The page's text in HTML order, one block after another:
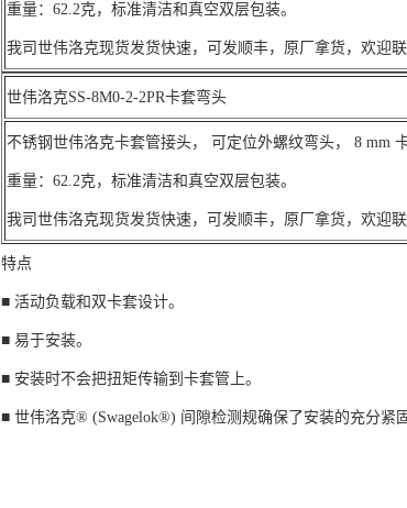
重量：62.2克，标准清洁和真空双层包装。
我司世伟洛克现货发货快速，可发顺丰，原厂拿货，欢迎
世伟洛克SS-8M0-2-2PR卡套弯头
不锈钢世伟洛克卡套管接头， 可定位外螺纹弯头， 8 mm
重量：62.2克，标准清洁和真空双层包装。
我司世伟洛克现货发货快速，可发顺丰，原厂拿货，欢迎
特点
■ 活动负载和双卡套设计。
■ 易于安装。
■ 安装时不会把扭矩传输到卡套管上。
■ 世伟洛克® (Swagelok®) 间隙检测规确保了安装的充分紧固